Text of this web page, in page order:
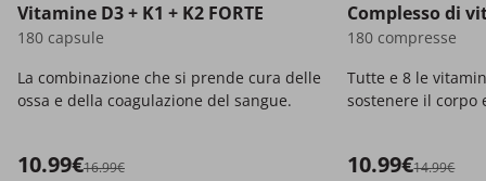
Vitamine D3 + K1 + K2 FORTE
180 capsule
La combinazione che si prende cura delle
ossa e della coagulazione del sangue.
10.99€16.99€
Complesso di
180 compresse
Tutte e 8 le
sostenere il corpo
10.99€14.99€